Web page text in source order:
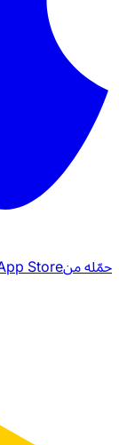
حمّله منStore